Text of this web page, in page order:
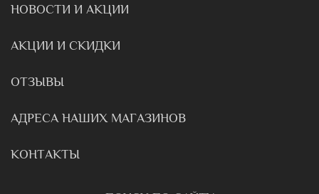
НОВОСТИ И АКЦИИ
АКЦИИ И СКИДКИ
ОТЗЫВЫ
АДРЕСА НАШИХ МАГАЗИНОВ
КОНТАКТЫ